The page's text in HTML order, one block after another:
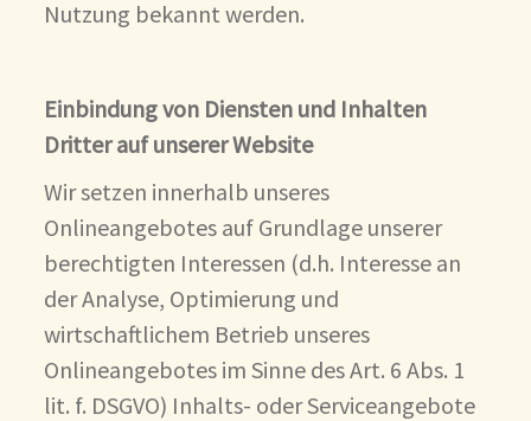
Nutzung bekannt werden.
Einbindung von Diensten und Inhalten
Dritter auf unserer Website
Wir setzen innerhalb unseres
Onlineangebotes auf Grundlage unserer
berechtigten Interessen (d.h. Interesse an
der Analyse, Optimierung und
wirtschaftlichem Betrieb unseres
Onlineangebotes im Sinne des Art. 6 Abs. 1
lit. f. DSGVO) Inhalts- oder Serviceangebote